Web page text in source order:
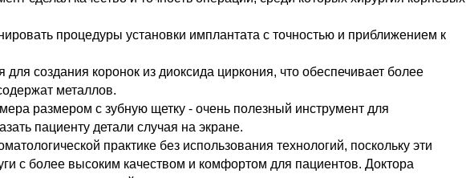
процедуры установки имплантата с точностью и приближением к
для создания коронок из диоксида циркония, что обеспечивает более
металлов.
размером с зубную щетку - очень полезный инструмент для
пациенту детали случая на экране.
практике без использования технологий, поскольку эти
с более высоким качеством и комфортом для пациентов. Доктора